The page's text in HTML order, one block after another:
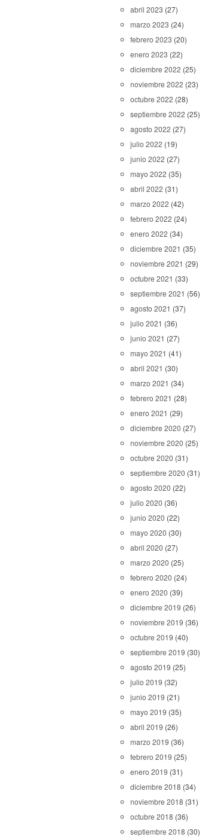
abril 2023 (27)
marzo 2023 (24)
febrero 2023 (20)
enero 2023 (22)
diciembre 2022 (25)
noviembre 2022 (23)
octubre 2022 (28)
septiembre 2022 (25)
agosto 2022 (27)
julio 2022 (19)
junio 2022 (27)
mayo 2022 (35)
abril 2022 (31)
marzo 2022 (42)
febrero 2022 (24)
enero 2022 (34)
diciembre 2021 (35)
noviembre 2021 (29)
octubre 2021 (33)
septiembre 2021 (56)
agosto 2021 (37)
julio 2021 (36)
junio 2021 (27)
mayo 2021 (41)
abril 2021 (30)
marzo 2021 (34)
febrero 2021 (28)
enero 2021 (29)
diciembre 2020 (27)
noviembre 2020 (25)
octubre 2020 (31)
septiembre 2020 (31)
agosto 2020 (22)
julio 2020 (36)
junio 2020 (22)
mayo 2020 (30)
abril 2020 (27)
marzo 2020 (25)
febrero 2020 (24)
enero 2020 (39)
diciembre 2019 (26)
noviembre 2019 (36)
octubre 2019 (40)
septiembre 2019 (30)
agosto 2019 (25)
julio 2019 (32)
junio 2019 (21)
mayo 2019 (35)
abril 2019 (26)
marzo 2019 (36)
febrero 2019 (25)
enero 2019 (31)
diciembre 2018 (34)
noviembre 2018 (31)
octubre 2018 (36)
septiembre 2018 (30)